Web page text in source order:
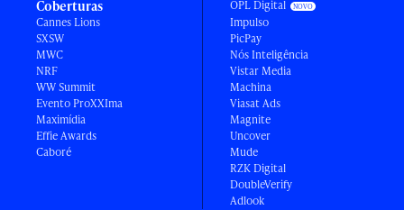
Coberturas
Cannes Lions
SXSW
MWC
NRF
WW Summit
Evento ProXXIma
Maximídia
Effie Awards
Caboré
OPL Digital
Impulso
PicPay
Nós Inteligência
Vistar Media
Machina
Viasat Ads
Magnite
Uncover
Mude
RZK Digital
DoubleVerify
Adlook